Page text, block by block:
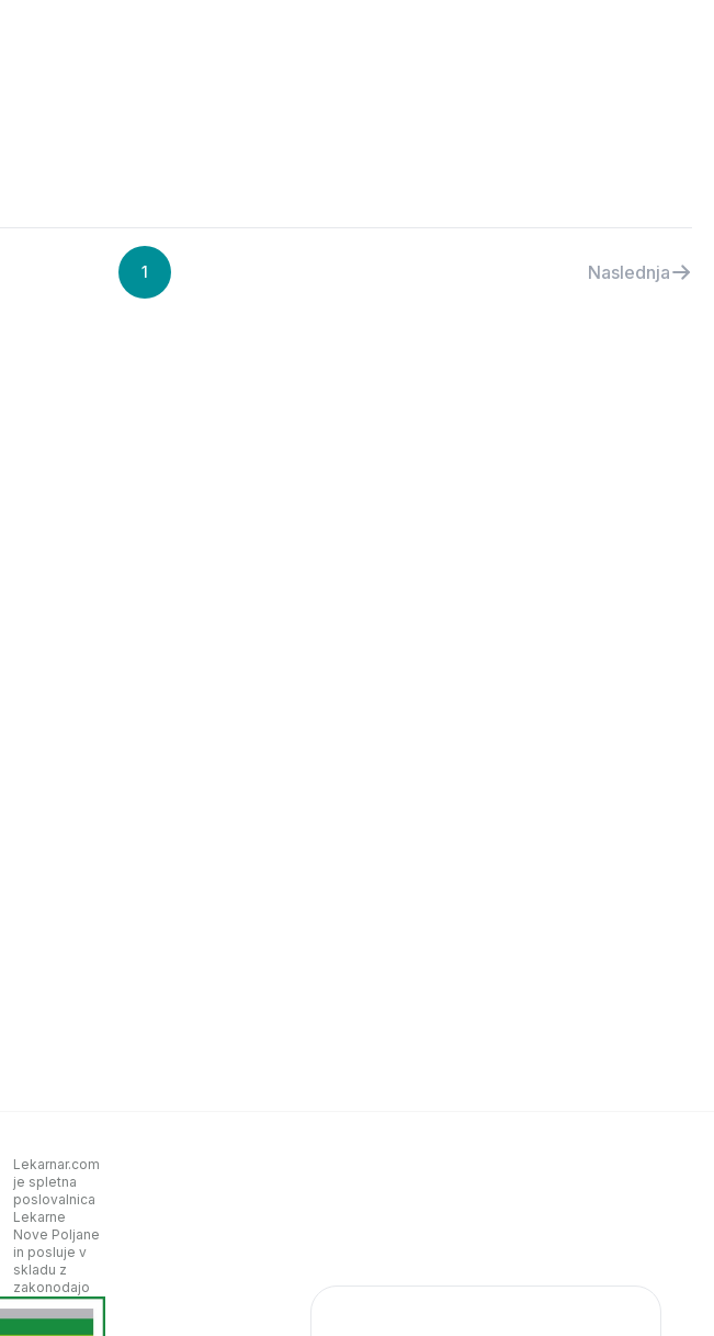
1 Naslednja
Lekarnar.com
je spletna
poslovalnica
Lekarne
Nove Poljane
in posluje v
skladu z
zakonodajo